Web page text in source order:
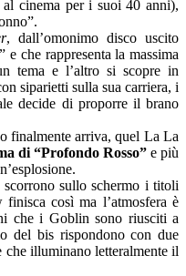
cinema per i suoi 40 anni),
, dall’omonimo disco uscito
che rappresenta la massima
tema e l’altro si scopre in
siparietti sulla sua carriera, i
decide di proporre il brano
finalmente arriva, quel La La
di “Profondo Rosso”e più
sullo schermo i titoli
così ma l’atmosfera è
che i Goblin sono riusciti a
del bis rispondono con due
illuminano letteralmente il